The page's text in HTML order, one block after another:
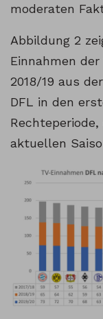
moderaten
Abbildung 2
Einnahmen
2018/19 aus
DFL in den
aktuellen